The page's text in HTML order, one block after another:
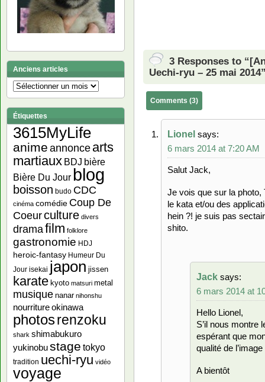
3 Responses to
Uechi-ryu – 25 mai
Comments (3)
Lionel says:
6 mars 2014 at 7:20 AM
Salut Jack,
Je vois que sur la
le kata et/ou des
hein ?! je suis pas
shito.
Jack says:
6 mars 2014 at
Hello Lionel,
S’il nous montre
espérant que
qualité de
A bientôt
Anciens articles
Anciens
articles
Étiquettes
3615MyLife
anime annonce arts
martiaux BDJ bière
Bière Du Jour blog
boisson budo CDC
cinéma comédie Coup De
Coeurculture divers
dramafilm folklore
gastronomie HDJ
heroic-fantasy Humeur Du
Jour isekai japon jissen
karate kyoto matsuri metal
musique nanar nihonshu
nourritureokinawa
photosrenzoku
shark shimabukuro
yukinobustage tokyo
tradition uechi-ryu vidéo
voyage